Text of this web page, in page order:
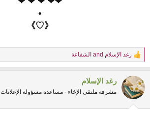
•
《♡》
R
e
c
t
i
رغد الإسلام الشفاعة
رغد الإسلام
مشرفة ملتقى الإخاء - مساعدة مسؤولة الإعلانات